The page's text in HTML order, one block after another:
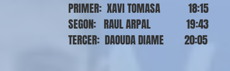
PRIMER: XAVI TOMASA 18:15
SEGON: RAUL ARPAL 19:43
TERCER: DAOUDA DIAME 20:05